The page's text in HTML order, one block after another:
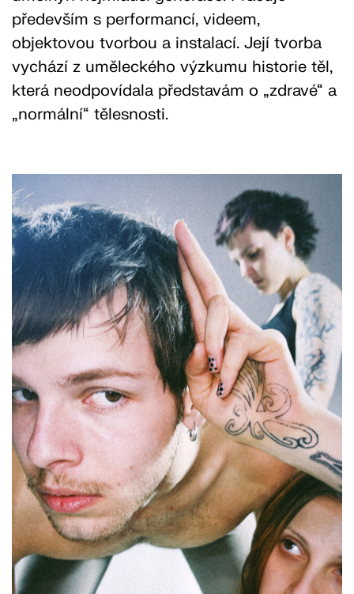
především s performancí, videem,
objektovou tvorbou a instalací. Její tvorba
vychází z uměleckého výzkumu historie těl,
která neodpovídala představám o „zdravé“ a
„normální“ tělesnosti.